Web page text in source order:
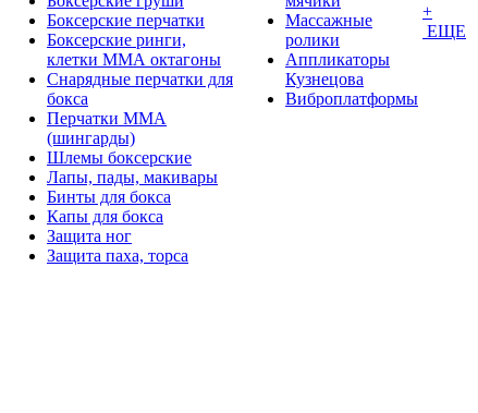
Боксерские перчатки
Боксерские ринги,
клетки ММА октагоны
Снарядные перчатки для
бокса
Перчатки MMA
(шингарды)
Шлемы боксерские
Лапы, пады, макивары
Бинты для бокса
Капы для бокса
Защита ног
Защита паха, торса
Массажные
ролики
Аппликаторы
Кузнецова
Виброплатформы
+
ЕЩЕ